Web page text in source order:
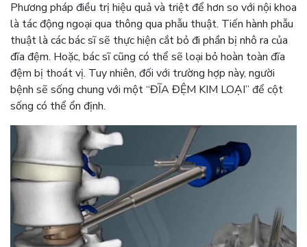
Phương pháp điều trị hiệu quả và triệt để hơn so với nội khoa
là tác động ngoại qua thông qua phẫu thuật. Tiến hành phẫu
thuật là các bác sĩ sẽ thực hiện cắt bỏ đi phần bị nhô ra của
đĩa đệm. Hoặc, bác sĩ cũng có thể sẽ loại bỏ hoàn toàn đĩa
đệm bị thoát vị. Tuy nhiên, đối với trường hợp này, người
bệnh sẽ sống chung với một “ĐĨA ĐỆM KIM LOẠI” để cột
sống có thể ổn định.